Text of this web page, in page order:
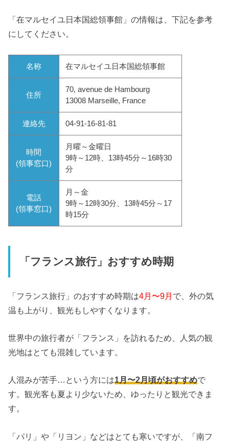
「在マルセイユ日本国総領事館」の情報は、下記を参考
にしてください。
名称 在マルセイユ日本国総領事館
住所
70, avenue de Hambourg
13008 Marseille, France
連絡先 04-91-16-81-81
時間
(領事窓口)
月曜～金曜日
9時～12時、13時45分～16時30
分
電話
(領事窓口)
月～金
9時～12時30分、13時45分～17
時15分
「フランス旅行」おすすめ時期
「フランス旅行」のおすすめ時期は4月〜9月 で、外の気
温も上がり、観光もしやすくなります。
世界中の旅行者が「フランス」を訪れるため、人気の観
光地はとても混雑しています。
人混みが苦手…という方には1月〜2月頃がおすすめで
す。観光客も夏より少ないため、ゆったりと観光できま
す。
「パリ」や「リヨン」などはとても寒いですが、「南フ